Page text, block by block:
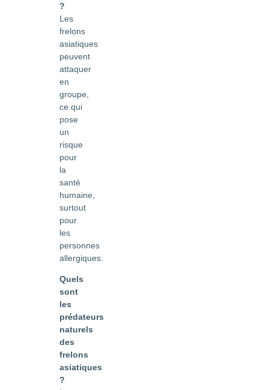
?
Les
frelons
asiatiques
peuvent
attaquer
en
groupe,
ce qui
pose
un
risque
pour
la
santé
humaine,
surtout
pour
les
personnes
allergiques.
Quels
sont
les
prédateurs
naturels
des
frelons
asiatiques
?